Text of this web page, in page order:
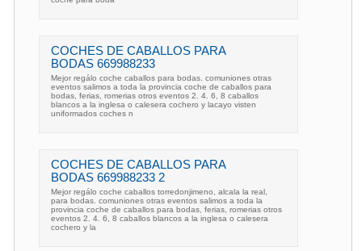
COCHES DE CABALLOS PARA
BODAS 669988233
Mejor regálo coche caballos para bodas. comuniones otras
eventos salimos a toda la provincia coche de caballos para
bodas, ferias, romerias otros eventos 2. 4. 6, 8 caballos
blancos a la inglesa o calesera cochero y lacayo visten
uniformados coches n
COCHES DE CABALLOS PARA
BODAS 669988233 2
Mejor regálo coche caballos torredonjimeno, alcala la real,
para bodas. comuniones otras eventos salimos a toda la
provincia coche de caballos para bodas, ferias, romerias otros
eventos 2. 4. 6, 8 caballos blancos a la inglesa o calesera
cochero y la